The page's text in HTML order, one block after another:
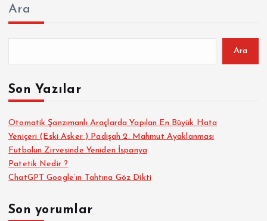
Ara
Ara
Son Yazılar
Otomatik Şanzımanlı Araçlarda Yapılan En Büyük Hata
Yeniçeri (Eski Asker ) Padişah 2. Mahmut Ayaklanması
Futbolun Zirvesinde Yeniden İspanya
Patetik Nedir ?
ChatGPT Google’ın Tahtına Göz Dikti
Son yorumlar